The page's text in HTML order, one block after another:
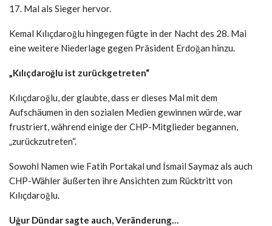
17. Mal als Sieger hervor.
Kemal Kılıçdaroğlu hingegen fügte in der Nacht des 28. Mai
eine weitere Niederlage gegen Präsident Erdoğan hinzu.
„Kılıçdaroğlu ist zurückgetreten“
Kılıçdaroğlu, der glaubte, dass er dieses Mal mit dem
Aufschäumen in den sozialen Medien gewinnen würde, war
frustriert, während einige der CHP-Mitglieder begannen,
„zurückzutreten“.
Sowohl Namen wie Fatih Portakal und İsmail Saymaz als auch
CHP-Wähler äußerten ihre Ansichten zum Rücktritt von
Kılıçdaroğlu.
Uğur Dündar sagte auch, Veränderung…